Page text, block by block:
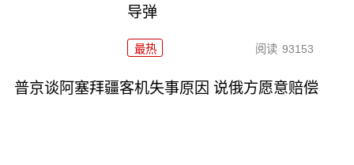
导弹
最热 阅读 93153
普京谈阿塞拜疆客机失事原因 说俄方愿意赔偿